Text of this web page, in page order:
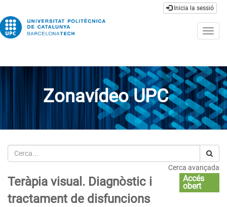
Inicia la sessió
Zonavídeo UPC
Cerca
Cerca avançada
Teràpia visual. Diagnòstic i
tractament de disfuncions
Accés
obert